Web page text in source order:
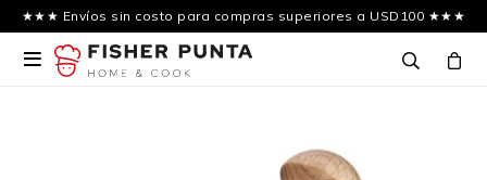
★★★ Envíos sin costo para compras superiores a USD100 ★★★
